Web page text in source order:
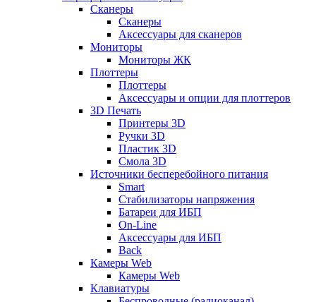
Сканеры
Сканеры
Аксессуары для сканеров
Мониторы
Мониторы ЖК
Плоттеры
Плоттеры
Аксессуары и опции для плоттеров
3D Печать
Принтеры 3D
Ручки 3D
Пластик 3D
Смола 3D
Источники бесперебойного питания
Smart
Стабилизаторы напряжения
Батареи для ИБП
On-Line
Аксессуары для ИБП
Back
Камеры Web
Камеры Web
Клавиатуры